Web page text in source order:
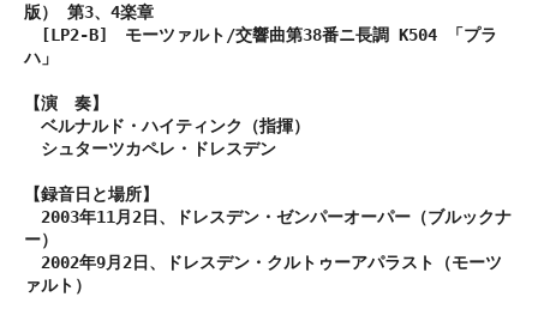
版） 第3、4楽章
[LP2-B] モーツァルト/交響曲第38番ニ長調 K504 「プラ
ハ」
【演 奏】
ベルナルド・ハイティンク（指揮）
シュターツカペレ・ドレスデン
【録音日と場所】
2003年11月2日、ドレスデン・ゼンパーオーパー（ブルックナ
ー）
2002年9月2日、ドレスデン・クルトゥーアパラスト（モーツ
ァルト）